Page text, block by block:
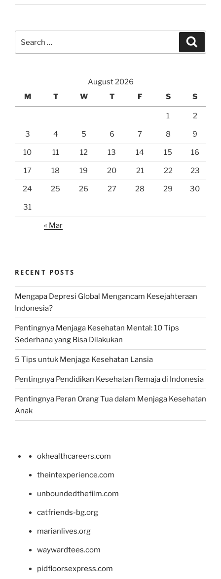
for:
August 2026
M
T W T F S S
1 2
3 4 5 6 7 8 9
10 11 12 13 14 15 16
17 18 19 20 21 22 23
24 25 26 27 28 29 30
31
« Mar
RECENT POSTS
Mengapa Depresi Global Mengancam Kesejahteraan
Indonesia?
Pentingnya Menjaga Kesehatan Mental: 10 Tips
Sederhana yang Bisa Dilakukan
5 Tips untuk Menjaga Kesehatan Lansia
Pentingnya Pendidikan Kesehatan Remaja di Indonesia
Pentingnya Peran Orang Tua dalam Menjaga Kesehatan
Anak
okhealthcareers.com
theintexperience.com
unboundedthefilm.com
catfriends-bg.org
marianlives.org
waywardtees.com
pidfloorsexpress.com